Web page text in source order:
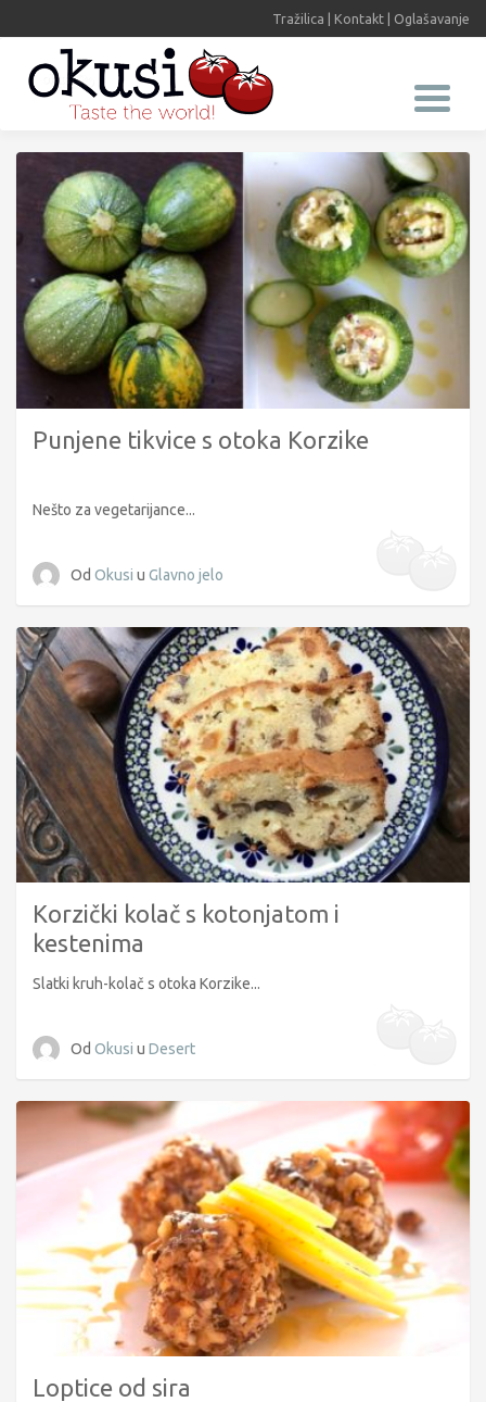
Tražilica Kontakt Oglašavanje
Punjene tikvice s otoka Korzike
Nešto za vegetarijance...
Od Okusi u Glavno jelo
Korzički kolač s kotonjatom i
kestenima
Slatki kruh-kolač s otoka Korzike...
Od Okusi u Desert
Loptice od sira